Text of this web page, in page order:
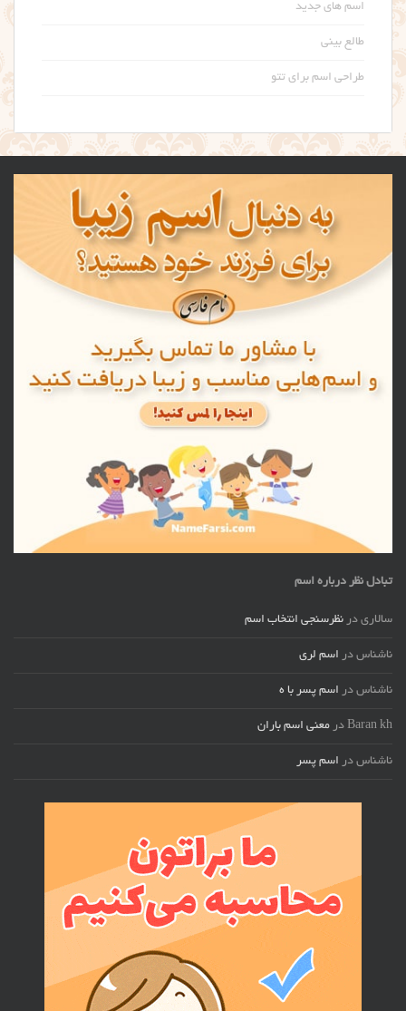
اسم های جدید
طالع بینی
طراحی اسم برای تتو
تبادل نظر درباره اسم
سالاری در نظرسنجی انتخاب اسم
ناشناس در اسم لری
ناشناس در اسم پسر با ه
Baran kh در معنی اسم باران
ناشناس در اسم پسر